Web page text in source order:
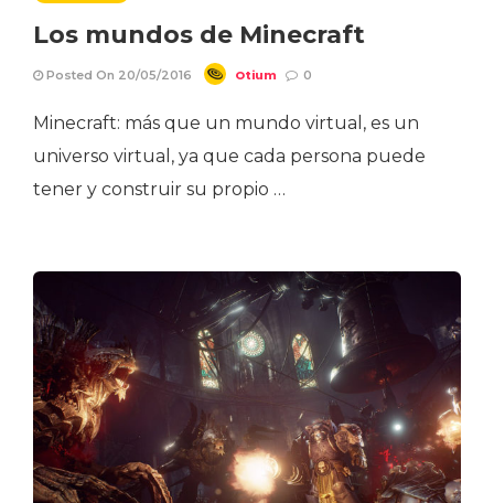
Los mundos de Minecraft
Posted On 20/05/2016 Otium 0
Minecraft: más que un mundo virtual, es un
universo virtual, ya que cada persona puede
tener y construir su propio …